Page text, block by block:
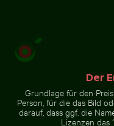
Der
Grundlage für den
Person, für die das Bild
darauf, dass ggf. die
Lizenzen das